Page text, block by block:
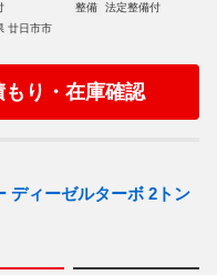
整備
法定整備付
廿日市市
もり・在庫確認
ディーゼルターボ 2トン